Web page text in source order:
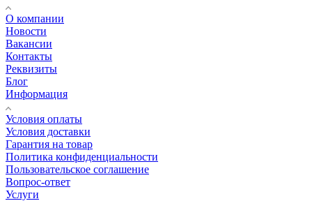
О компании
Новости
Вакансии
Контакты
Реквизиты
Блог
Информация
Условия оплаты
Условия доставки
Гарантия на товар
Политика конфиденциальности
Пользовательское соглашение
Вопрос-ответ
Услуги